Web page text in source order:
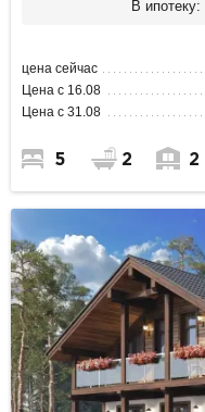
В ипотеку:
цена сейчас
Цена с 16.08
Цена с 31.08
5 2 2